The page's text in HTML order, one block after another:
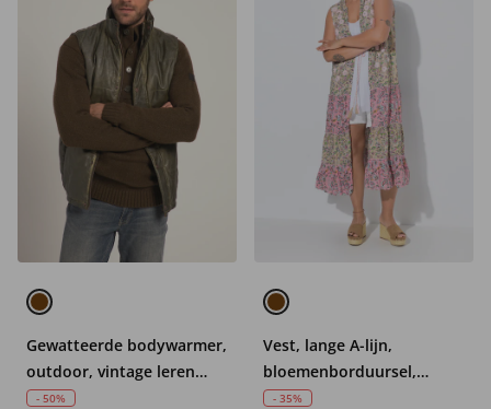
Gewatteerde bodywarmer,
outdoor, vintage leren
look, opstaande kraag, tot
- 50%
Vest, lange A-lijn,
bloemenborduursel,
patroonstrepen
- 35%